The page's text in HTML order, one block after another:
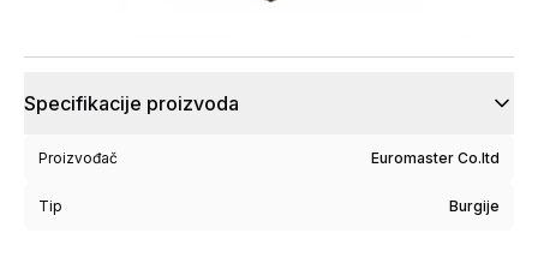
Specifikacije proizvoda
Proizvođač Euromaster Co.ltd
Tip Burgije